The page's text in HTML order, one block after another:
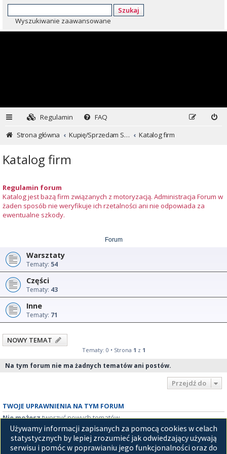
Szukaj
Wyszukiwanie zaawansowane
Regulamin
FAQ
Strona główna
Kupię/Sprzedam Subaru i nie tylko... Katalog firm
Katalog firm
Regulamin forum
Katalog jest bazą firm związanych z motoryzacją. Administracja Forum w
żaden sposób nie weryfikuje ich rzetalności ani nie odpowiada za
ewentualne szkody.
Forum
Warsztaty
Tematy: 54
Części
Tematy: 43
Inne
Tematy: 71
NOWY TEMAT
Tematy: 0 • Strona 1 z 1
Na tym forum nie ma żadnych tematów ani postów.
Przejdź do
TWOJE UPRAWNIENIA NA TYM FORUM
Nie możesztworzyć nowych tematów
Nie możeszodpowiadać w tematach
Nie możeszzmieniać swoich postów
Nie możeszusuwać swoich postów
Nie możesz dodawać załączników
Używamy informacji zapisanych za pomocą cookies w celach
statystycznych by lepiej zrozumieć jak odwiedzający używają
serwisu i pomóc w poprawianiu jego funkcjonalności oraz do